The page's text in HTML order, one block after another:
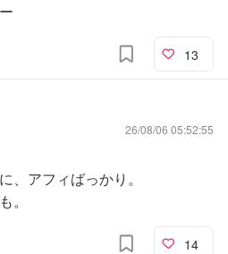
13
26/08/06 05:52:55
、アフィばっかり。
。
14